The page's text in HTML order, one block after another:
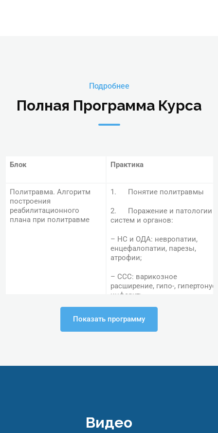
Подробнее
Полная Программа Курса
Блок Практика
Политравма. Алгоритм
построения
реабилитационного
плана при политравме
1. Понятие политравмы
2. Поражение и патологии
систем и органов:
– НС и ОДА: невропатии,
енцефалопатии, парезы,
атрофии;
– ССС: варикозное
расширение, гипо-, гипертонус,
инфаркт;
аккубаротравмы,
вестибулярные и астено-
вытягивания
Показать программу
Видео